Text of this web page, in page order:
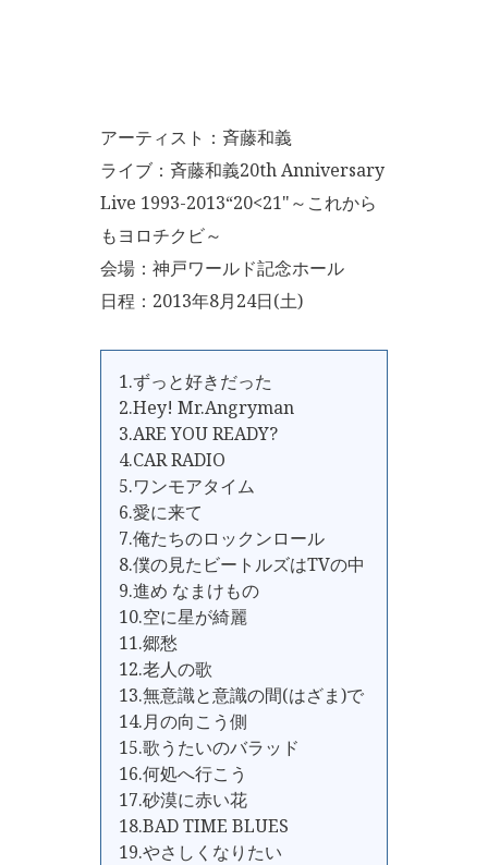
アーティスト：斉藤和義
ライブ：斉藤和義20th Anniversary
Live 1993-2013“20<21"～これから
もヨロチクビ～
会場：神戸ワールド記念ホール
日程：2013年8月24日(土)
1.ずっと好きだった
2.Hey! Mr.Angryman
3.ARE YOU READY?
4.CAR RADIO
5.ワンモアタイム
6.愛に来て
7.俺たちのロックンロール
8.僕の見たビートルズはTVの中
9.進め なまけもの
10.空に星が綺麗
11.郷愁
12.老人の歌
13.無意識と意識の間(はざま)で
14.月の向こう側
15.歌うたいのバラッド
16.何処へ行こう
17.砂漠に赤い花
18.BAD TIME BLUES
19.やさしくなりたい